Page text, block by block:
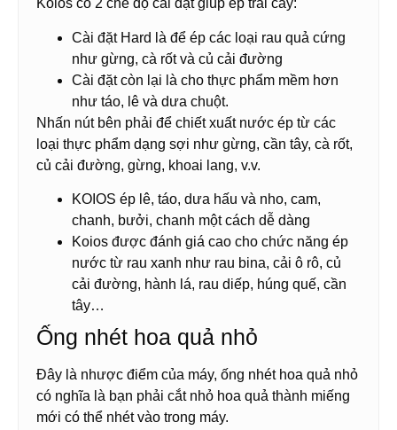
Koios có 2 chế độ cài đặt giúp ép trái cây:
Cài đặt Hard là để ép các loại rau quả cứng
như gừng, cà rốt và củ cải đường
Cài đặt còn lại là cho thực phẩm mềm hơn
như táo, lê và dưa chuột.
Nhấn nút bên phải để chiết xuất nước ép từ các
loại thực phẩm dạng sợi như gừng, cần tây, cà rốt,
củ cải đường, gừng, khoai lang, v.v.
KOIOS ép lê, táo, dưa hấu và nho, cam,
chanh, bưởi, chanh một cách dễ dàng
Koios được đánh giá cao cho chức năng ép
nước từ rau xanh như rau bina, cải ô rô, củ
cải đường, hành lá, rau diếp, húng quế, cần
tây…
Ống nhét hoa quả nhỏ
Đây là nhược điểm của máy, ống nhét hoa quả nhỏ
có nghĩa là bạn phải cắt nhỏ hoa quả thành miếng
mới có thể nhét vào trong máy.